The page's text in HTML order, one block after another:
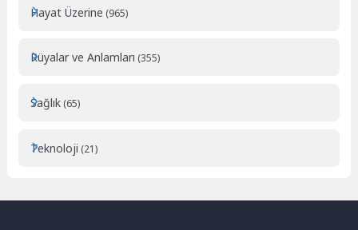
Hayat Üzerine (965)
Rüyalar ve Anlamları (355)
Sağlık (65)
Teknoloji (21)